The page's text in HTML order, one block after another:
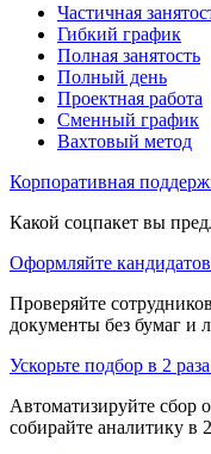
Частичная
Гибкий график
Полная занятость
Полный день
Проектная работа
Сменный график
Вахтовый метод
Корпоративная
Какой соцпакет вы
Оформляйте
Проверяйте
документы без бумаг и
Ускорьте подбор в 2
Автоматизируйте сбор
собирайте аналитику в